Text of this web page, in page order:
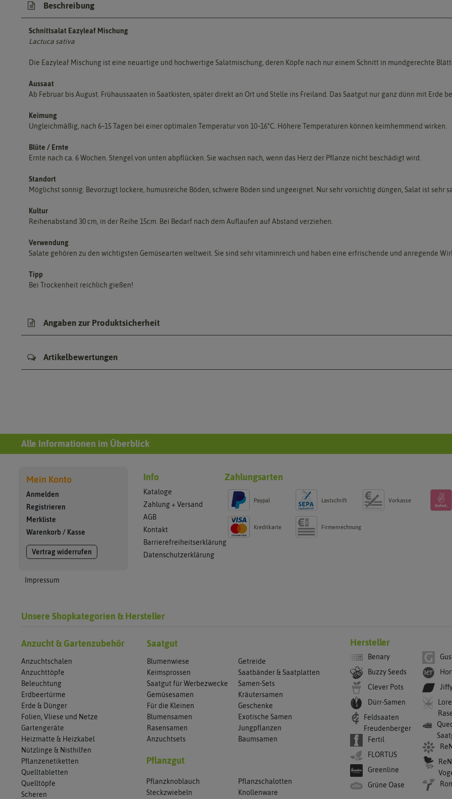
Beschreibung
Schnittsalat Eazyleaf Mischung
Lactuca sativa
Die Eazyleaf Mischung ist eine neuartige und hochwertige Salatmischung, deren Köpfe nach nur einem Schnitt in mundgerechte
Aussaat
Ab Februar bis August. Frühaussaaten in Saatkisten, später direkt an Ort und Stelle ins Freiland. Das Saatgut nur ganz dünn mit Erde
Keimung
Ungleichmäßig, nach 6–15 Tagen bei einer optimalen Temperatur von 10–16°C. Höhere Temperaturen können keimhemmend wirken.
Blüte / Ernte
Ernte nach ca. 6 Wochen. Stengel von unten abpflücken. Sie wachsen nach, wenn das Herz der Pflanze nicht beschädigt wird.
Standort
Möglichst sonnig. Bevorzugt lockere, humusreiche Böden, schwere Böden sind ungeeignet. Nur sehr vorsichtig düngen, Salat ist sehr
Kultur
Reihenabstand 30 cm, in der Reihe 15cm. Bei Bedarf nach dem Auflaufen auf Abstand verziehen.
Verwendung
Salate gehören zu den wichtigsten Gemüsearten weltweit. Sie sind sehr vitaminreich und haben eine erfrischende und anregende
Tipp
Bei Trockenheit reichlich gießen!
Angaben zur Produktsicherheit
Artikelbewertungen
Alle Informationen im Überblick
Mein Konto
Anmelden
Registrieren
Merkliste
Warenkorb / Kasse
Vertrag widerrufen
Impressum
Info
Kataloge
Zahlung + Versand
AGB
Kontakt
Barrierefreiheitserklärung
Datenschutzerklärung
Zahlungsarten
Paypal Lastschrift Vorkasse
Kreditkarte Firmenrechnung
Unsere Shopkategorien & Hersteller
Anzucht & Gartenzubehör
Anzuchtschalen
Anzuchttöpfe
Beleuchtung
Erdbeertürme
Erde & Dünger
Folien, Vliese und Netze
Gartengeräte
Heizmatte & Heizkabel
Nützlinge & Nisthilfen
Pflanzenetiketten
Quelltabletten
Quelltöpfe
Scheren
Saatgut
Blumenwiese
Getreide
Keimsprossen
Saatbänder & Saatplatten
Saatgut für Werbezwecke
Samen-Sets
Gemüsesamen
Kräutersamen
Für die Kleinen
Geschenke
Blumensamen
Exotische Samen
Rasensamen
Jungpflanzen
Anzuchtsets
Baumsamen
Pflanzgut
Pflanzknoblauch
Pflanzschalotten
Steckzwiebeln
Knollenware
Hersteller
Benary
Buzzy Seeds
Clever Pots
Dürr-Samen
Feldsaaten
Freudenberger
Fertil
FLORTUS
Greenline
Grüne Oase